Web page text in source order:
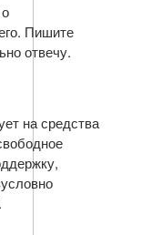
Пишите
отвечу.
на средства